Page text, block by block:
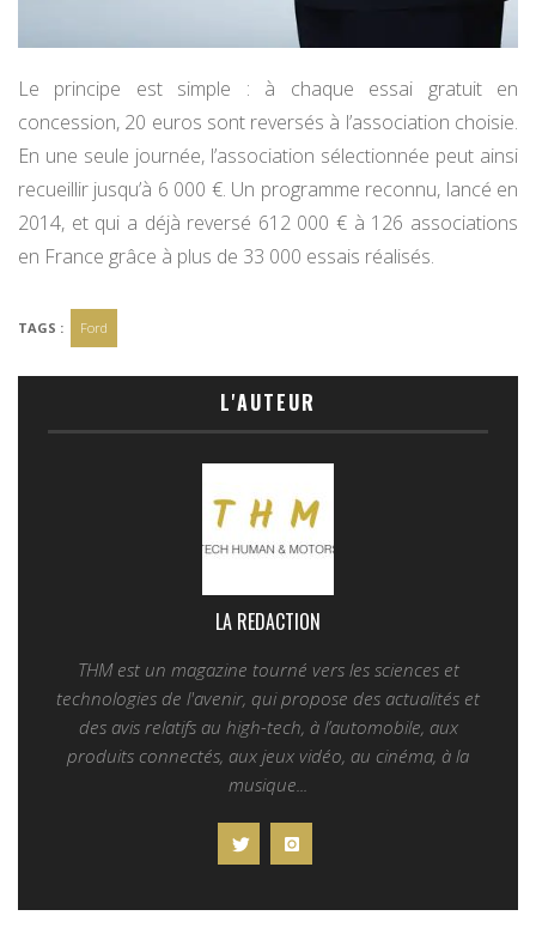
Le principe est simple : à chaque essai gratuit en
concession, 20 euros sont reversés à l’association choisie.
En une seule journée, l’association sélectionnée peut ainsi
recueillir jusqu’à 6 000 €. Un programme reconnu, lancé en
2014, et qui a déjà reversé 612 000 € à 126 associations
en France grâce à plus de 33 000 essais réalisés.
TAGS : Ford
L'AUTEUR
LA REDACTION
THM est un magazine tourné vers les sciences et
technologies de l'avenir, qui propose des actualités et
des avis relatifs au high-tech, à l’automobile, aux
produits connectés, aux jeux vidéo, au cinéma, à la
musique...